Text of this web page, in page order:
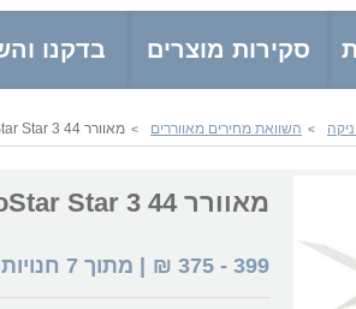
סקירות מוצרים בדקנו
> השוואת מחירים מאווררים > מאוורר ElectroStar Star 3 44" עם שלט
מאוורר ElectroStar Star 3 44" עם שלט
399
-
375
₪ | מתוך 7 חנויות